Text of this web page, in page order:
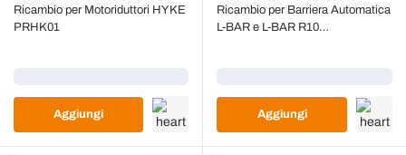
Ricambio per Motoriduttori HYKE
PRHK01
Aggiungi
Ricambio per Barriera Automatica
L-BAR e L-BAR R10
Aggiungi